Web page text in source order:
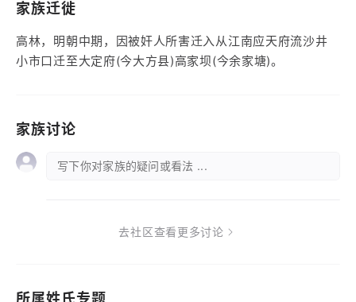
家族迁徙
高林，明朝中期，因被奸人所害迁入从江南应天府流沙井
小市口迁至大定府(今大方县)高家坝(今余家塘)。
家族讨论
写下你对家族的疑问或看法 ...
去社区查看更多讨论
所属姓氏专题